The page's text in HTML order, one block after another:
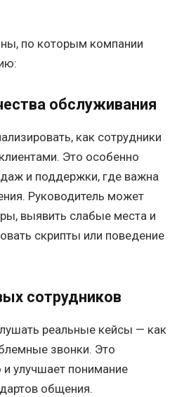
по которым компании
обслуживания
как сотрудники
Это особенно
и поддержки, где важна
Руководитель может
выявить слабые места и
скрипты или поведение
сотрудников
реальные кейсы — как
звонки. Это
улучшает понимание
общения.